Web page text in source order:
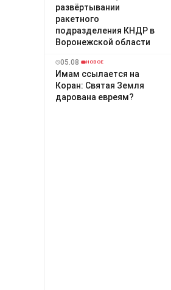
развёртывании
ракетного
подразделения КНДР в
Воронежской области
05.08 НОВОЕ
Имам ссылается на
Коран: Святая Земля
дарована евреям?